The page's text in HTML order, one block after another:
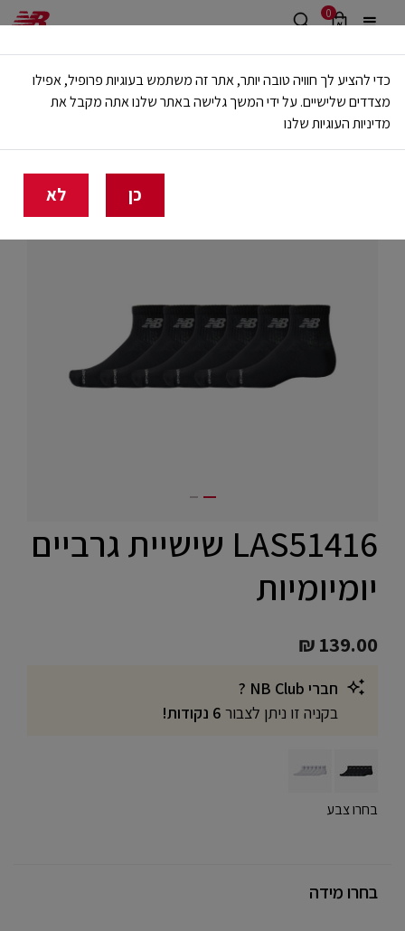
0
משלוח חינם מעל 499 ש"ח
🔥 20% הנחה על כל הביגוד באתר ובחנויות - לזמן מוגבל
בית יוניסקס
LAS51416 שישיית גרביים
יומיומיות
₪ 139.00
חברי NB Club ?
בקניה זו ניתן לצבור
בחרו צבע
בחרו מידה
כדי להציע לך חוויה טובה יותר, אתר זה משתמש בעוגיות פרופיל, אפילו
מצדדים שלישיים. על ידי המשך גלישה באתר שלנו אתה מקבל את
מדיניות העוגיות שלנו
כן לא